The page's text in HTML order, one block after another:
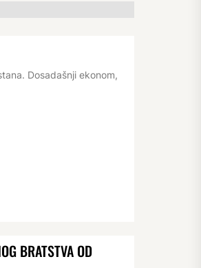
Dosadašnji ekonom,
BRATSTVA OD